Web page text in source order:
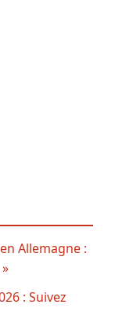
Allemagne :
: Suivez